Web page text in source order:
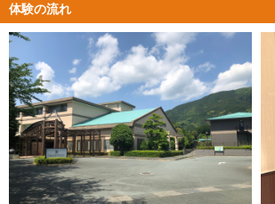
体験の流れ